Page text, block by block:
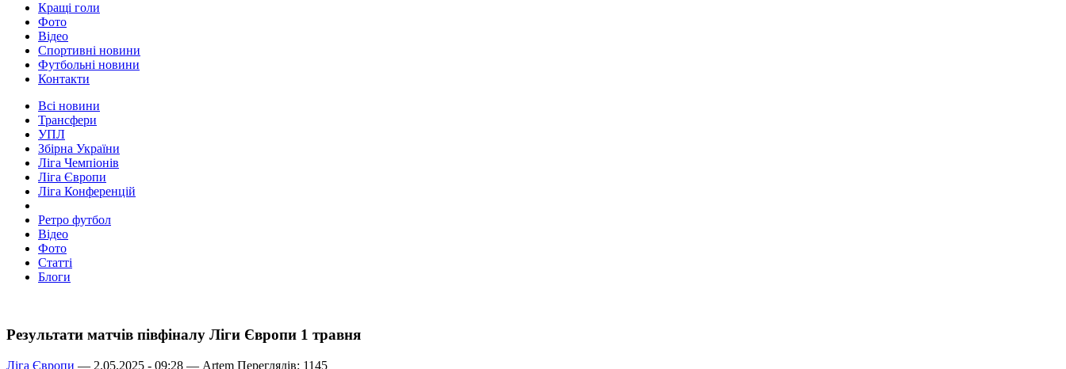
Кращі голи
Фото
Відео
Спортивні новини
Футбольні новини
Контакти
Всі новини
Трансфери
УПЛ
Збірна України
Ліга Чемпіонів
Ліга Європи
Ліга Конференцій
Ретро футбол
Відео
Фото
Статті
Блоги
Результати матчів півфіналу Ліги Європи 1 травня
Ліга Європи — 2.05.2025 - 09:28 — Artem Переглядів: 1145